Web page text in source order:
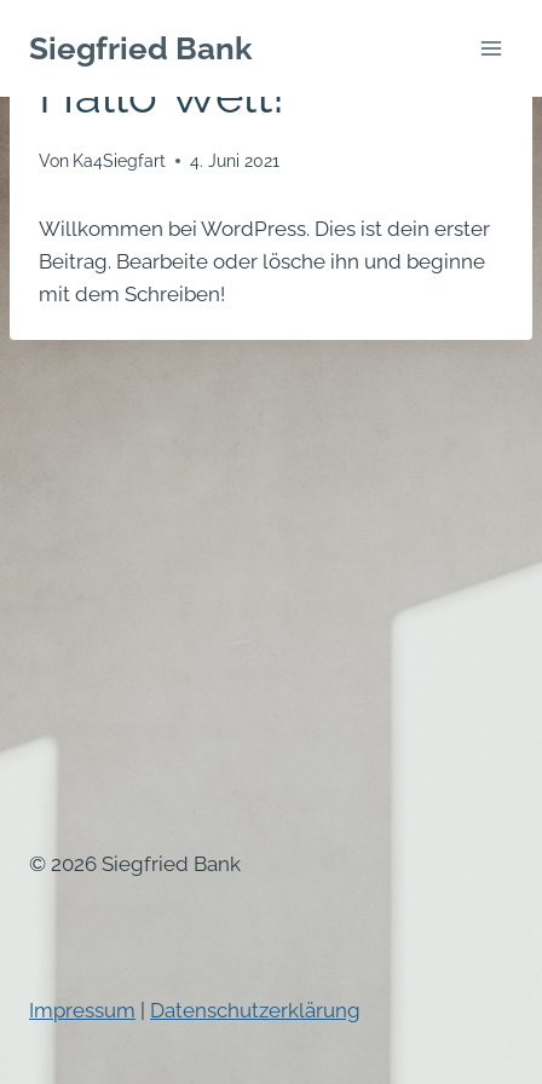
InhaltSiegfried Bank
UNKATEGORISIERT
Hallo Welt!
Von Ka4Siegfart 4. Juni 2021
Willkommen bei WordPress. Dies ist dein erster
Beitrag. Bearbeite oder lösche ihn und beginne
mit dem Schreiben!
© 2026 Siegfried Bank
Impressum Datenschutzerklärung